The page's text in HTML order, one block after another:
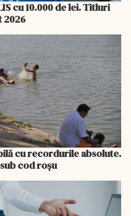
cu 10.000 de lei. Titluri
2026
cu recordurile absolute.
cod roșu